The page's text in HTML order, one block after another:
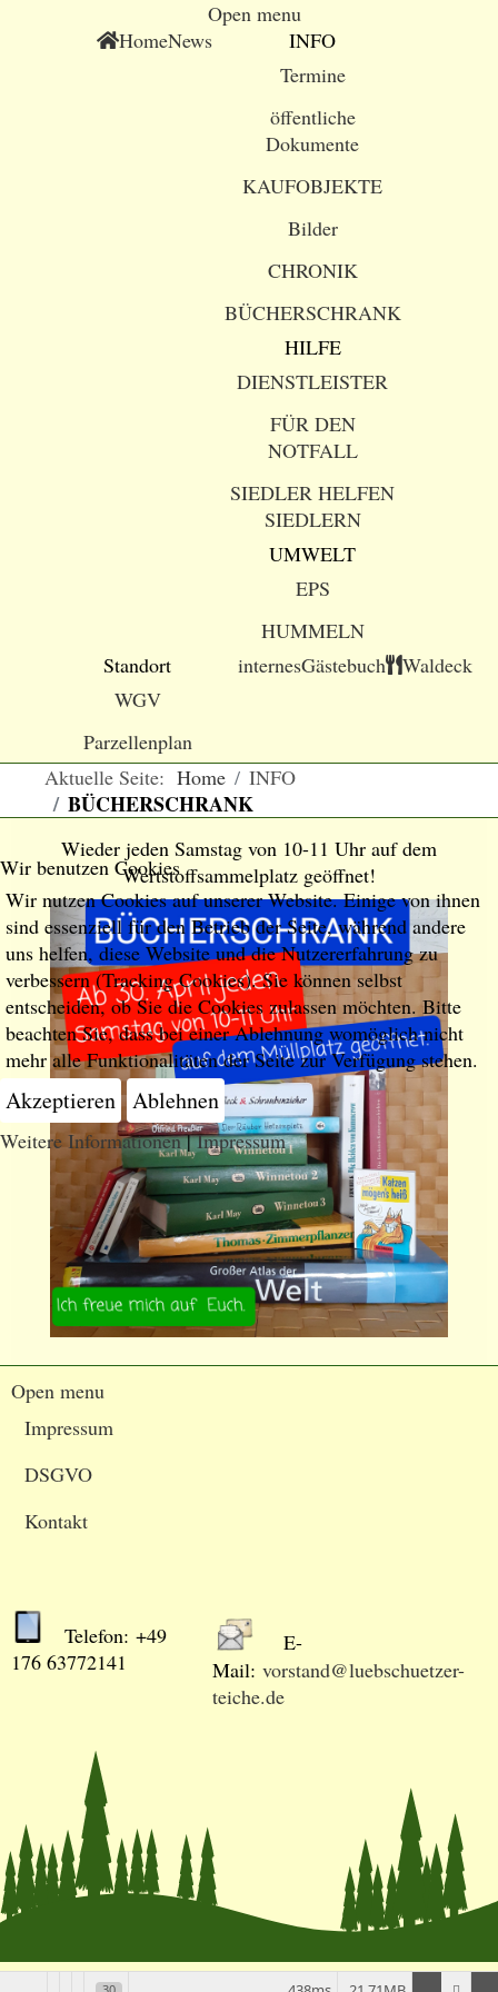
Open menu
HomeNews
INFO
Termine
öffentliche
Dokumente
KAUFOBJEKTE
Bilder
CHRONIK
BÜCHERSCHRANK
HILFE
DIENSTLEISTER
FÜR DEN
NOTFALL
SIEDLER HELFEN
SIEDLERN
UMWELT
EPS
HUMMELN
Standort
WGV
Parzellenplan
internesGästebuch Waldeck
Aktuelle Seite: Home INFO
BÜCHERSCHRANK
Wieder jeden Samstag von 10-11 Uhr auf dem
Wertstoffsammelplatz geöffnet!
Open menu
Impressum
DSGVO
Kontakt
Telefon: +49
176 63772141
E-
Mail: vorstand@luebschuetzer-
teiche.de
Wir benutzen Cookies
Wir nutzen Cookies auf unserer Website. Einige von ihnen
sind essenziell für den Betrieb der Seite, während andere
uns helfen, diese Website und die Nutzererfahrung zu
verbessern (Tracking Cookies). Sie können selbst
entscheiden, ob Sie die Cookies zulassen möchten. Bitte
beachten Sie, dass bei einer Ablehnung womöglich nicht
mehr alle Funktionalitäten der Seite zur Verfügung stehen.
Akzeptieren Ablehnen
Weitere Informationen|Impressum